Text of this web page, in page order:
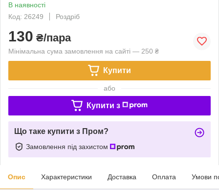
В наявності
Код: 26249
Роздріб
130 ₴/пара
Мінімальна сума замовлення на сайті — 250 ₴
Купити
або
Купити з
Що таке купити з Пром?
Замовлення під захистом
Опис Характеристики Доставка Оплата Умови